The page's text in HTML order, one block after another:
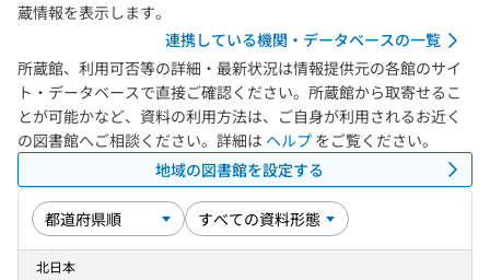
蔵情報を表示します。
連携している機関・データベースの一覧
所蔵館、利用可否等の詳細・最新状況は情報提供元の各館のサイ
ト・データベースで直接ご確認ください。所蔵館から取寄せるこ
とが可能かなど、資料の利用方法は、ご自身が利用されるお近く
の図書館へご相談ください。詳細は ヘルプ をご覧ください。
地域の図書館を設定する
北日本